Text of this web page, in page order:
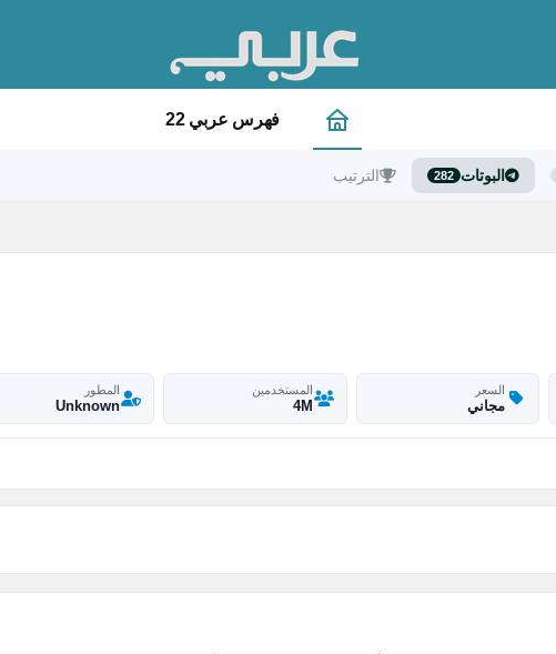
فهرس عربي 22
البوتات 282 الترتيب
السعر
مجاني
المستخدمين
4M
المطور
Unknown